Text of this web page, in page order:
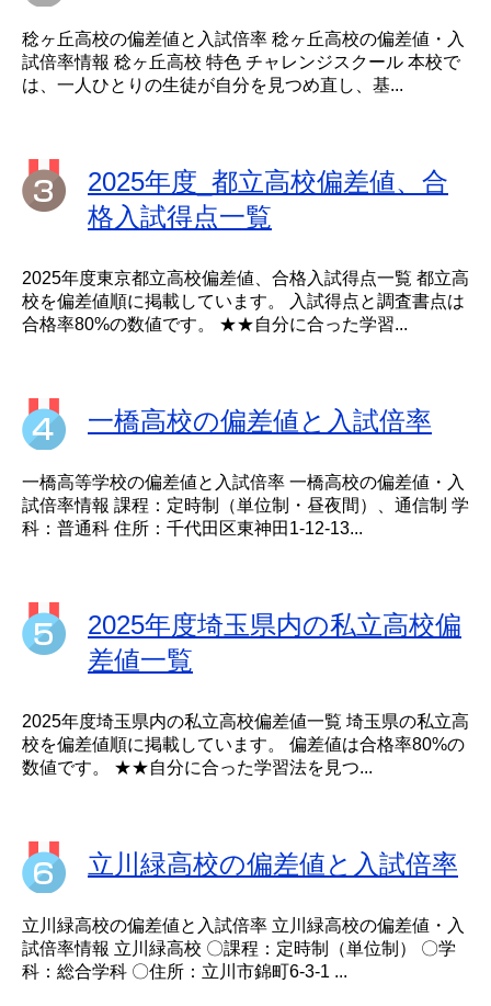
稔ヶ丘高校の偏差値と入試倍率 稔ヶ丘高校の偏差値・入
試倍率情報 稔ヶ丘高校 特色 チャレンジスクール 本校で
は、一人ひとりの生徒が自分を見つめ直し、基...
2025年度_都立高校偏差値、合
格入試得点一覧
2025年度東京都立高校偏差値、合格入試得点一覧 都立高
校を偏差値順に掲載しています。 入試得点と調査書点は
合格率80%の数値です。 ★★自分に合った学習...
一橋高校の偏差値と入試倍率
一橋高等学校の偏差値と入試倍率 一橋高校の偏差値・入
試倍率情報 課程：定時制（単位制・昼夜間）、通信制 学
科：普通科 住所：千代田区東神田1-12-13...
2025年度埼玉県内の私立高校偏
差値一覧
2025年度埼玉県内の私立高校偏差値一覧 埼玉県の私立高
校を偏差値順に掲載しています。 偏差値は合格率80%の
数値です。 ★★自分に合った学習法を見つ...
立川緑高校の偏差値と入試倍率
立川緑高校の偏差値と入試倍率 立川緑高校の偏差値・入
試倍率情報 立川緑高校 〇課程：定時制（単位制） 〇学
科：総合学科 〇住所：立川市錦町6-3-1 ...